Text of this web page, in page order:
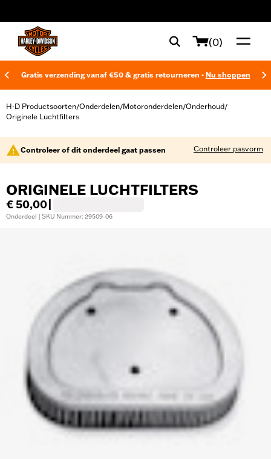
(0)
Gratis verzending vanaf €50 & gratis retourneren - Nu shoppen
H-D Productsoorten/Onderdelen/Motoronderdelen/Onderhoud/
Originele Luchtfilters
Controleer of dit onderdeel gaat passen Controleer pasvorm
ORIGINELE LUCHTFILTERS
€ 50,00
Onderdeel | SKU Nummer: 29509-06